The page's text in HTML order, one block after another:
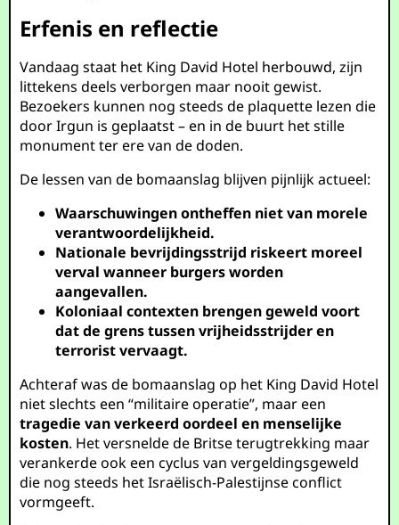
Erfenis en reflectie
Vandaag staat het King David Hotel herbouwd, zijn
littekens deels verborgen maar nooit gewist.
Bezoekers kunnen nog steeds de plaquette lezen die
door Irgun is geplaatst – en in de buurt het stille
monument ter ere van de doden.
De lessen van de bomaanslag blijven pijnlijk actueel:
Waarschuwingen ontheffen niet van morele
verantwoordelijkheid.
Nationale bevrijdingsstrijd riskeert moreel
verval wanneer burgers worden
aangevallen.
Koloniaal contexten brengen geweld voort
dat de grens tussen vrijheidsstrijder en
terrorist vervaagt.
Achteraf was de bomaanslag op het King David Hotel
niet slechts een “militaire operatie”, maar een
tragedie van verkeerd oordeel en menselijke
kosten. Het versnelde de Britse terugtrekking maar
verankerde ook een cyclus van vergeldingsgeweld
die nog steeds het Israëlisch-Palestijnse conflict
vormgeeft.